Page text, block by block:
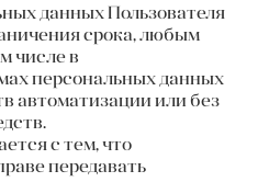
данных Пользователя
срока, любым
числе в
персональных данных
автоматизации или без
с тем, что
передавать